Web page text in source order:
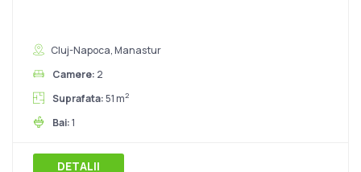
Cluj-Napoca, Manastur
Camere: 2
Suprafata:51 m2
Bai:1
DETALII